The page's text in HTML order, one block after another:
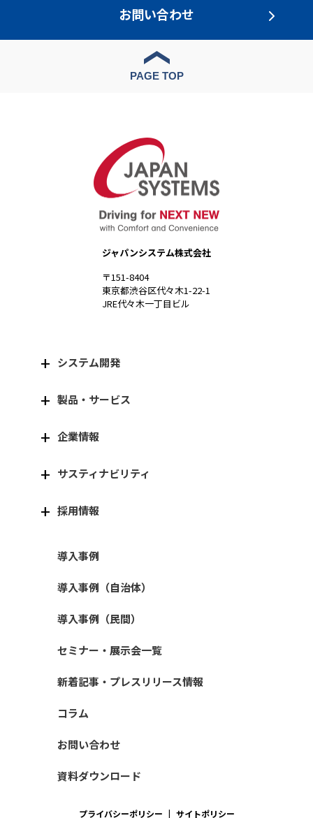
お問い合わせ
PAGE TOP
ジャパンシステム株式会社
〒151-8404
東京都渋谷区代々木1-22-1
JRE代々木一丁目ビル
プライバシーポリシー サイトポリシー
システム開発
製品・サービス
企業情報
サスティナビリティ
採用情報
導入事例
導入事例（自治体）
導入事例（民間）
セミナー・展示会一覧
新着記事・プレスリリース情報
コラム
お問い合わせ
資料ダウンロード